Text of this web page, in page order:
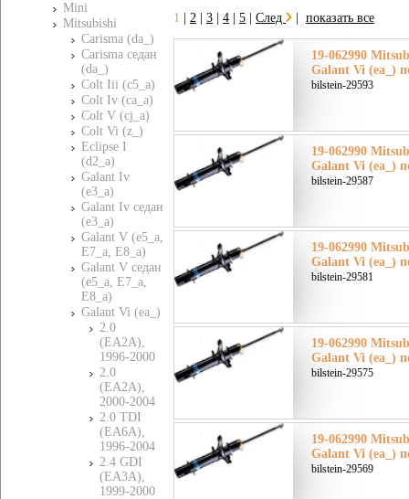
Mini
Mitsubishi
Carisma (da_)
Carisma седан
(da_)
Colt Iii (c5_a)
Colt Iv (ca_a)
Colt V (cj_a)
Colt Vi (z_)
Eclipse I
(d2_a)
Galant Iv
(e3_a)
Galant Iv седан
(e3_a)
Galant V (e5_a,
E7_a, E8_a)
Galant V седан
(e5_a, E7_a,
E8_a)
Galant Vi (ea_)
2.0
(EA2A),
1996-2000
2.0
(EA2A),
2000-2004
2.0 TDI
(EA6A),
1996-2004
2.4 GDI
(EA3A),
1999-2000
1 2 3 4 5 След показать все
19-062990
Galant Vi (ea_)
bilstein-29593
19-062990
Galant Vi (ea_)
bilstein-29587
19-062990
Galant Vi (ea_)
bilstein-29581
19-062990
Galant Vi (ea_)
bilstein-29575
19-062990
Galant Vi (ea_)
bilstein-29569